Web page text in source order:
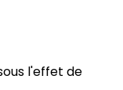
l'effet de